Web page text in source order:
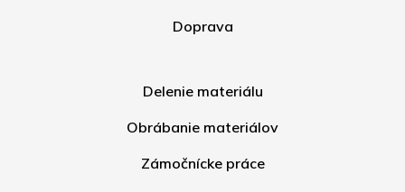
Doprava
Delenie materiálu
Obrábanie materiálov
Zámočnícke práce